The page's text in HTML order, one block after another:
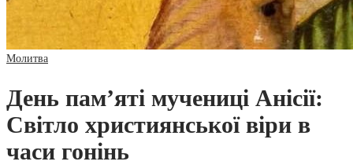
Молитва
День пам’яті мучениці Анісії:
Світло християнської віри в
часи гонінь